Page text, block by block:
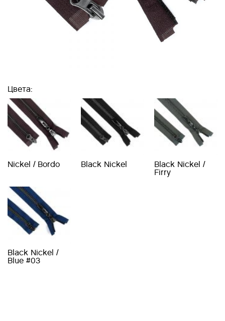
Цвета:
Nickel / Bordo Black Nickel
Black Nickel /
Firry
Black Nickel /
Blue #03